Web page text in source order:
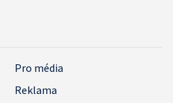
Pro média
Reklama